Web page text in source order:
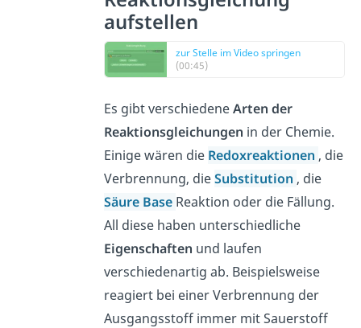
aufstellen
zur Stelle im Video springen
(00:45)
Es gibt verschiedeneArten der
Reaktionsgleichungen in der Chemie.
Einige wären die Redoxreaktionen , die
Verbrennung, dieSubstitution , die
Säure Base Reaktion oder die Fällung.
All diese haben unterschiedliche
Eigenschaften und laufen
verschiedenartig ab. Beispielsweise
reagiert bei einer Verbrennung der
Ausgangsstoff immer mit Sauerstoff